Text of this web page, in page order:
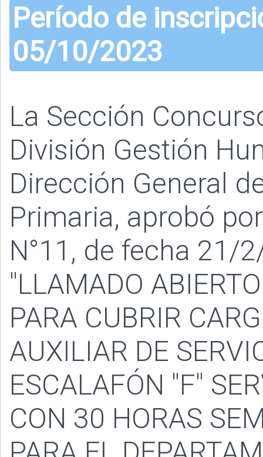
Período de
05/10/2023
La Sección
División Gestión
Dirección General
Primaria, aprobó
N°11, de fecha 21/
"LLAMADO
PARA CUBRIR
AUXILIAR DE
ESCALAFÓN "F"
CON 30 HORAS